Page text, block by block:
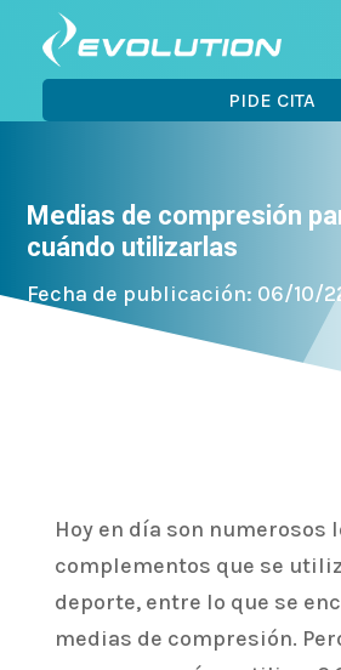
PIDE CITA
Medias de compresión
cuándo utilizarlas
Fecha de publicación: 06/10/
Hoy en día son numerosos
complementos que se
deporte, entre lo que se
medias de compresión.